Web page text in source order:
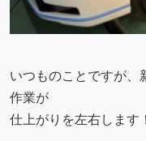
いつものことですが、
作業が
仕上がりを左右します！